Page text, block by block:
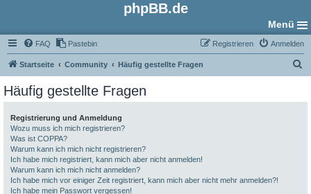
phpBB.de
Menü
FAQ Pastebin Anmelden
Registrieren
Startseite Community Häufig gestellte Fragen
Häufig gestellte Fragen
Registrierung und Anmeldung
Wozu muss ich mich registrieren?
Was ist COPPA?
Warum kann ich mich nicht registrieren?
Ich habe mich registriert, kann mich aber nicht anmelden!
Warum kann ich mich nicht anmelden?
Ich habe mich vor einiger Zeit registriert, kann mich aber nicht mehr anmelden?!
Ich habe mein Passwort vergessen!